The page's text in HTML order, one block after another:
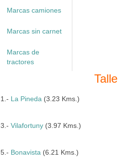
Marcas camiones
Marcas sin carnet
Marcas de
tractores
1.- La Pineda (3.23 Kms.)
3.- Vilafortuny(3.97 Kms.)
5.- Bonavista (6.21 Kms.)